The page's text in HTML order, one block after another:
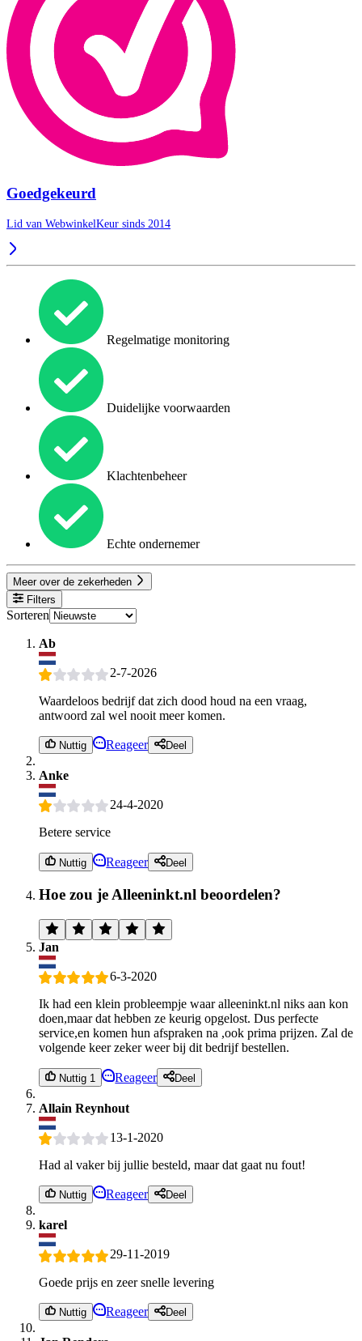
Goedgekeurd
Lid van WebwinkelKeur sinds 2014
Regelmatige monitoring
Duidelijke voorwaarden
Klachtenbeheer
Echte ondernemer
Meer over de zekerheden
Filters
Sorteren
Ab
2-7-2026
Waardeloos bedrijf dat zich dood houd na een vraag,
antwoord zal wel nooit meer komen.
Nuttig Reageer Deel
Anke
24-4-2020
Betere service
Nuttig Reageer Deel
Hoe zou je Alleeninkt.nl beoordelen?
Jan
6-3-2020
Ik had een klein probleempje waar alleeninkt.nl niks aan kon
doen,maar dat hebben ze keurig opgelost. Dus perfecte
service,en komen hun afspraken na ,ook prima prijzen. Zal de
volgende keer zeker weer bij dit bedrijf bestellen.
Nuttig 1 Reageer Deel
Allain Reynhout
13-1-2020
Had al vaker bij jullie besteld, maar dat gaat nu fout!
Nuttig Reageer Deel
karel
29-11-2019
Goede prijs en zeer snelle levering
Nuttig Reageer Deel